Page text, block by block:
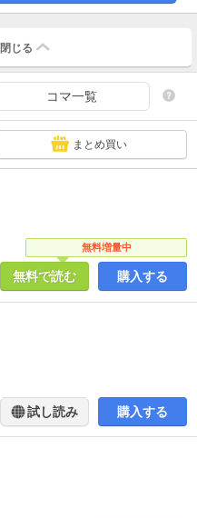
閉じる
コマ一覧
まとめ買い
無料増量中
無料で読む 購入する
試し読み 購入する